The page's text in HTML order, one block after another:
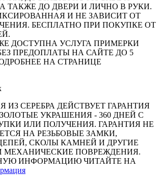
ТАКЖЕ ДО ДВЕРИ И ЛИЧНО В РУКИ.
И НЕ ЗАВИСИТ ОТ
БЕСПЛАТНО ПРИ ПОКУПКЕ ОТ
ДОСТУПНА УСЛУГА ПРИМЕРКИ
ПРЕДОПЛАТЫ НА САЙТЕ ДО 5
НА СТРАНИЦЕ
ИЗ СЕРЕБРА ДЕЙСТВУЕТ ГАРАНТИЯ
УКРАШЕНИЯ - 360 ДНЕЙ С
ИЛИ ПОЛУЧЕНИЯ. ГАРАНТИЯ НЕ
НА РЕЗЬБОВЫЕ ЗАМКИ,
СКОЛЫ КАМНЕЙ И ДРУГИЕ
МЕХАНИЧЕСКИЕ ПОВРЕЖДЕНИЯ.
ИНФОРМАЦИЮ ЧИТАЙТЕ НА